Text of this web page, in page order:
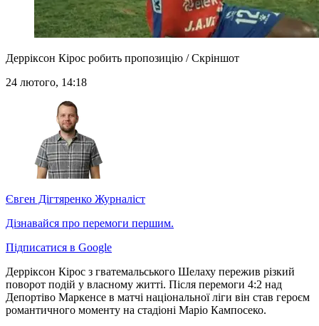
Дерріксон Кірос робить пропозицію / Скріншот
24 лютого, 14:18
Євген Дігтяренко Журналіст
Дізнавайся про перемоги першим.
Підписатися в Google
Дерріксон Кірос з гватемальського Шелаху пережив різкий
поворот подій у власному житті. Після перемоги 4:2 над
Депортіво Маркенсе в матчі національної ліги він став героєм
романтичного моменту на стадіоні Маріо Кампосеко.